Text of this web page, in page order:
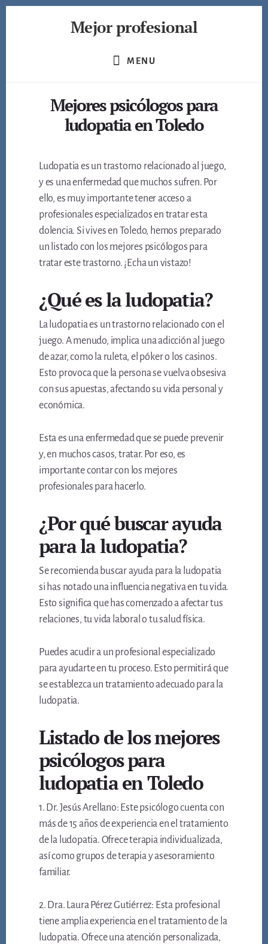
Mejor profesional
profesionales
MENU
Mejores psicólogos para
ludopatia en Toledo
Ludopatia es un trastorno relacionado al juego,
y es una enfermedad que muchos sufren. Por
ello, es muy importante tener acceso a
profesionales especializados en tratar esta
dolencia. Si vives en Toledo, hemos preparado
un listado con los mejores psicólogos para
tratar este trastorno. ¡Echa un vistazo!
¿Qué es la ludopatia?
La ludopatia es un trastorno relacionado con el
juego. A menudo, implica una adicción al juego
de azar, como la ruleta, el póker o los casinos.
Esto provoca que la persona se vuelva obsesiva
con sus apuestas, afectando su vida personal y
económica.
Esta es una enfermedad que se puede prevenir
y, en muchos casos, tratar. Por eso, es
importante contar con los mejores
profesionales para hacerlo.
¿Por qué buscar ayuda
para la ludopatia?
Se recomienda buscar ayuda para la ludopatia
si has notado una influencia negativa en tu vida.
Esto significa que has comenzado a afectar tus
relaciones, tu vida laboral o tu salud física.
Puedes acudir a un profesional especializado
para ayudarte en tu proceso. Esto permitirá que
se establezca un tratamiento adecuado para la
ludopatia.
Listado de los mejores
psicólogos para
ludopatia en Toledo
1. Dr. Jesús Arellano: Este psicólogo cuenta con
más de 15 años de experiencia en el tratamiento
de la ludopatia. Ofrece terapia individualizada,
así como grupos de terapia y asesoramiento
familiar.
2. Dra. Laura Pérez Gutiérrez: Esta profesional
tiene amplia experiencia en el tratamiento de la
ludopatia. Ofrece una atención personalizada,